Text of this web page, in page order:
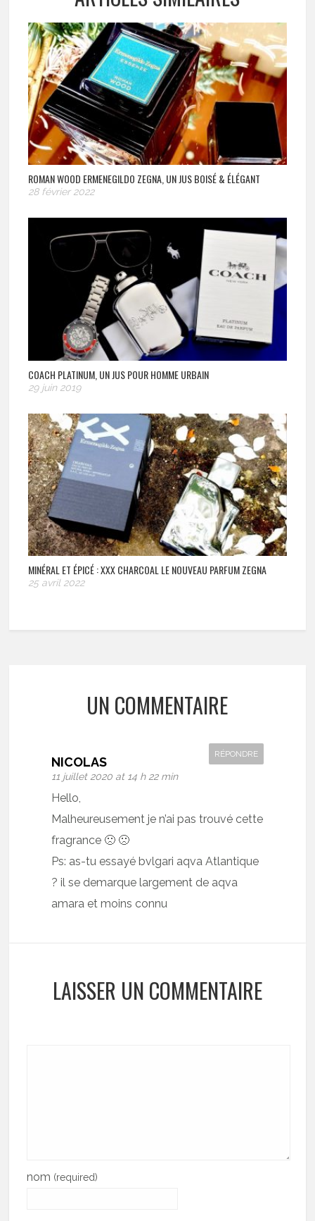
ROMAN WOOD ERMENEGILDO ZEGNA, UN JUS BOISÉ & ÉLÉGANT
28 février 2022
COACH PLATINUM, UN JUS POUR HOMME URBAIN
29 juin 2019
MINÉRAL ET ÉPICÉ : XXX CHARCOAL LE NOUVEAU PARFUM ZEGNA
25 avril 2022
UN COMMENTAIRE
NICOLAS
11 juillet 2020 at 14 h 22 min
RÉPONDRE
Hello,
Malheureusement je n’ai pas trouvé cette
fragrance 🙁 🙁
Ps: as-tu essayé bvlgari aqva Atlantique
? il se demarque largement de aqva
amara et moins connu
LAISSER UN COMMENTAIRE
nom (required)